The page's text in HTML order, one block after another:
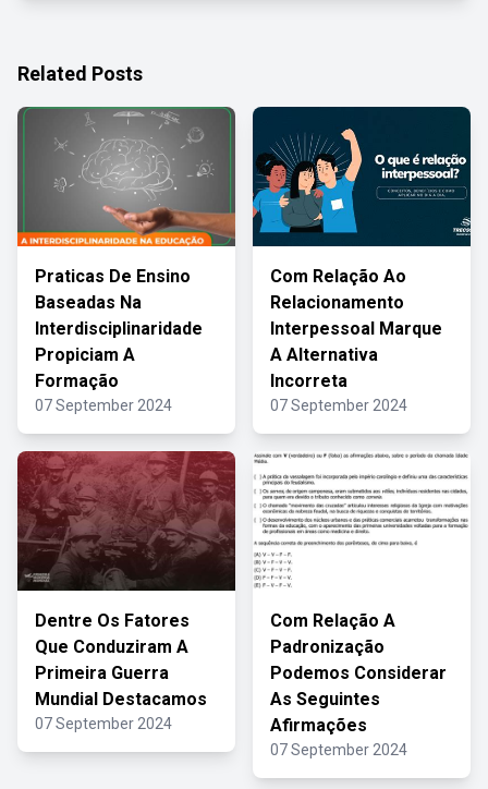
Related Posts
Praticas De Ensino
Baseadas Na
Interdisciplinaridade
Propiciam A
Formação
07 September 2024
Com Relação Ao
Relacionamento
Interpessoal Marque
A Alternativa
Incorreta
07 September 2024
Dentre Os Fatores
Que Conduziram A
Primeira Guerra
Mundial Destacamos
07 September 2024
Com Relação A
Padronização
Podemos Considerar
As Seguintes
Afirmações
07 September 2024